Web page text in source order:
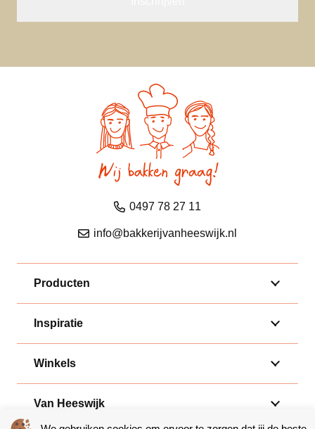
0497 78 27 11
info@bakkerijvanheeswijk.nl
Producten
Inspiratie
Winkels
Van Heeswijk